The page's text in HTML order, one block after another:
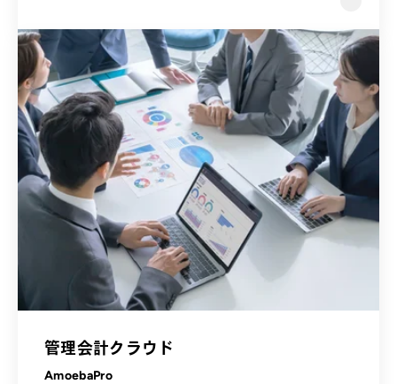
管理会計クラウド
AmoebaPro